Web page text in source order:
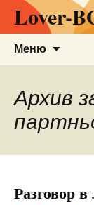
Lover-
Меню
Архив
Разговор